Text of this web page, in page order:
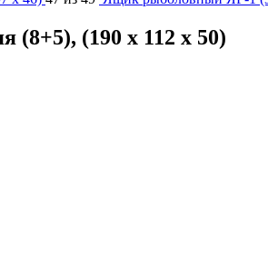
(8+5), (190 х 112 х 50)